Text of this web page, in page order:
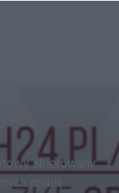
skierowany
opinii,